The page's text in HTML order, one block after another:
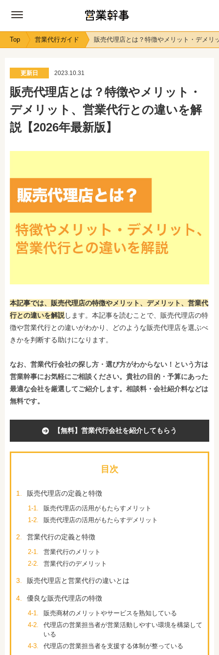
Top 営業代行ガイド 販売代理店とは？特徴やメリット・デメリ
更新日 2023.10.31
販売代理店とは？特徴やメリット・
デメリット、営業代行との違いを解
説【2026年最新版】
本記事では、販売代理店の特徴やメリット、デメリット、営業代
行との違いを解説します。本記事を読むことで、販売代理店の特
徴や営業代行との違いがわかり、どのような販売代理店を選ぶべ
きかを判断する助けになります。
なお、営業代行会社の探し方・選び方がわからない！という方は
営業幹事にお気軽にご相談ください。貴社の目的・予算にあった
最適な会社を厳選してご紹介します。相談料・会社紹介料などは
無料です。
【無料】営業代行会社を紹介してもらう
目次
1. 販売代理店の定義と特徴
1-1.
販売代理店の活用がもたらすメリット
1-2.
販売代理店の活用がもたらすデメリット
2. 営業代行の定義と特徴
2-1.
営業代行のメリット
2-2.
営業代行のデメリット
3. 販売代理店と営業代行の違いとは
4. 優良な販売代理店の特徴
4-1.
販売商材のメリットやサービスを熟知している
4-2.
代理店の営業担当者が営業活動しやすい環境を構築して
いる
4-3.
代理店の営業担当者を支援する体制が整っている